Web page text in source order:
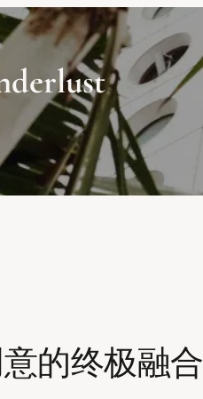
意的终极融合